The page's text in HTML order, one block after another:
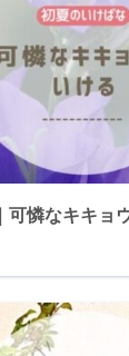
可憐なキキョ